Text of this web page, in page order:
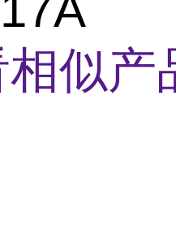
相似